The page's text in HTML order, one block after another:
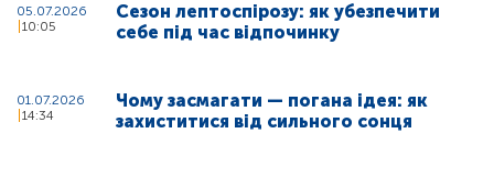
05.07.2026
10:05
Сезон лептоспірозу: як убезпечити
себе під час відпочинку
01.07.2026
14:34
Чому засмагати — погана ідея: як
захиститися від сильного сонця